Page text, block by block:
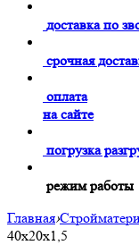
доставка по
срочная
оплата
на сайте
погрузка
режим работы
Главная›
40х20х1,5